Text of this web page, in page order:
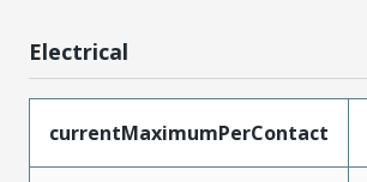
Electrical
currentMaximumPerContact